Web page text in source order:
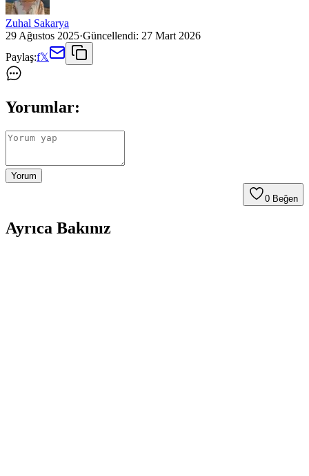
Zuhal Sakarya
29 Ağustos 2025·Güncellendi: 27 Mart 2026
Paylaş:f𝕏
Yorumlar:
Yorum
0 Beğen
Ayrıca Bakınız